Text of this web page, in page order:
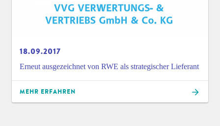
18.09.2017
Erneut ausgezeichnet von RWE als strategischer Lieferant
MEHR ERFAHREN